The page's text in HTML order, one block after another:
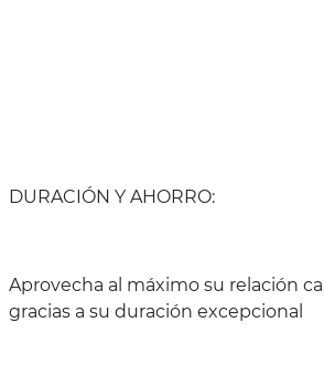
DURACIÓN Y AHORRO:
Aprovecha al máximo su relación
gracias a su duración excepcional